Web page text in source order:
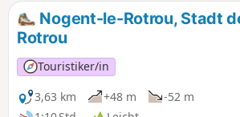
Nogent-le-Rotrou, Stadt
Rotrou
Touristiker/in
3,63 km
+48 m
-52 m